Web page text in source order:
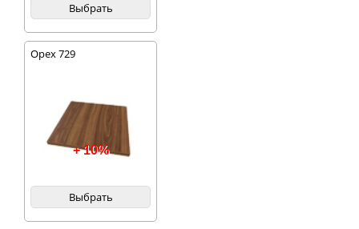
Выбрать
Орех 729
+ 10%
Выбрать